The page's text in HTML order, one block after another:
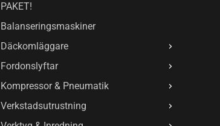
PAKET!
Balanseringsmaskiner
Däckomläggare
Fordonslyftar
Kompressor & Pneumatik
Verkstadsutrustning